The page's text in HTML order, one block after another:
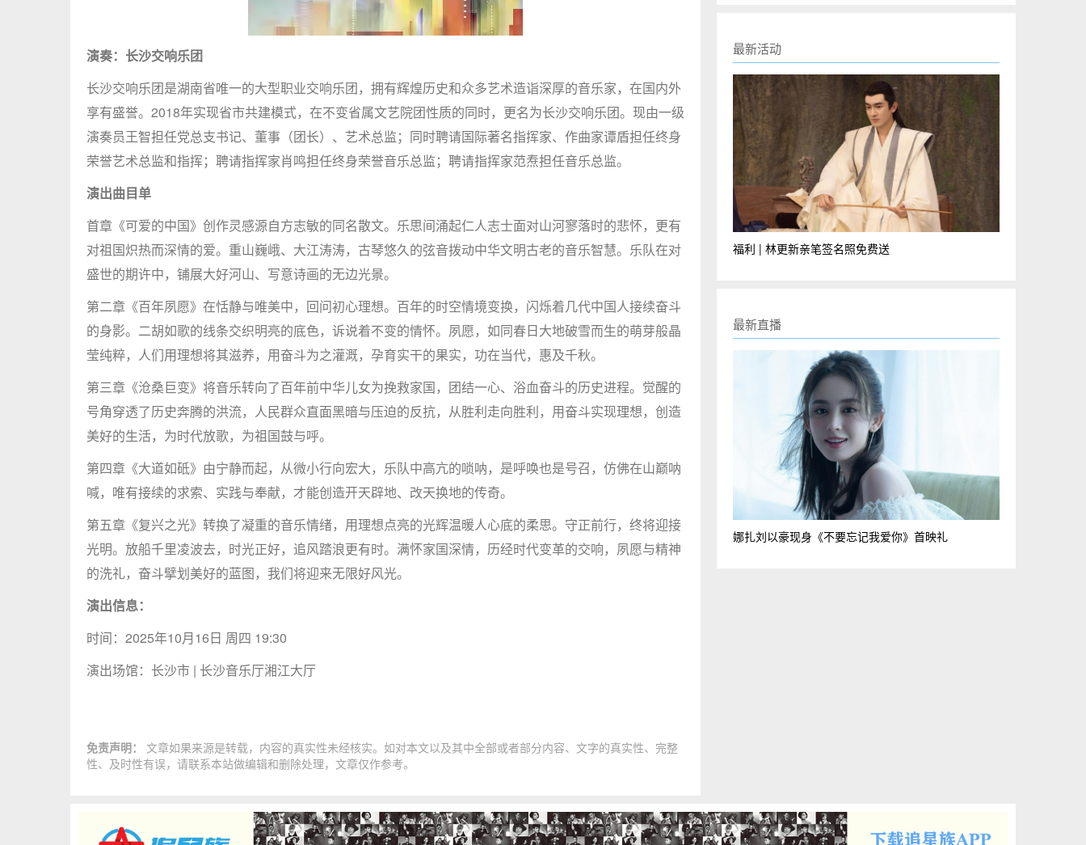
演奏：长沙交响乐团
长沙交响乐团是湖南省唯一的大型职业交响乐团，拥有辉煌历史和众多艺术造诣深厚的音乐家，在国内外
享有盛誉。 2018年实现省市共建模式，在不变省属文艺院团性质的同时，更名为长沙交响乐团。现由一级
演奏员王智担任党总支书记、董事（团长）、艺术总监；同时聘请国际著名指挥家、作曲家谭盾担任终身
荣誉艺术总监和指挥；聘请指挥家肖鸣担任终身荣誉音乐总监；聘请指挥家范焘担任音乐总监。
演出曲目单
首章《可爱的中国》创作灵感源自方志敏的同名散文。乐思间涌起仁人志士面对山河寥落时的悲怀，更有
对祖国炽热而深情的爱。重山巍峨、大江涛涛，古琴悠久的弦音拨动中华文明古老的音乐智慧。乐队在对
盛世的期许中，铺展大好河山、写意诗画的无边光景。
第二章《百年夙愿》在恬静与唯美中，回问初心理想。百年的时空情境变换，闪烁着几代中国人接续奋斗
的身影。二胡如歌的线条交织明亮的底色，诉说着不变的情怀。夙愿，如同春日大地破雪而生的萌芽般晶
莹纯粹，人们用理想将其滋养，用奋斗为之灌溉，孕育实干的果实，功在当代，惠及千秋。
第三章《沧桑巨变》将音乐转向了百年前中华儿女为挽救家国，团结一心、浴血奋斗的历史进程。觉醒的
号角穿透了历史奔腾的洪流，人民群众直面黑暗与压迫的反抗，从胜利走向胜利，用奋斗实现理想，创造
美好的生活，为时代放歌，为祖国鼓与呼。
第四章《大道如砥》由宁静而起，从微小行向宏大，乐队中高亢的唢呐，是呼唤也是号召，仿佛在山巅呐
喊，唯有接续的求索、实践与奉献，才能创造开天辟地、改天换地的传奇。
第五章《复兴之光》转换了凝重的音乐情绪，用理想点亮的光辉温暖人心底的柔思。守正前行，终将迎接
光明。放船千里凌波去，时光正好，追风踏浪更有时。满怀家国深情，历经时代变革的交响，夙愿与精神
的洗礼，奋斗擘划美好的蓝图，我们将迎来无限好风光。
演出信息：
时间： 2025年10月16日 周四 19:30
演出场馆：长沙市 | 长沙音乐厅湘江大厅
免责声明：
文章如果来源是转载，内容的真实性未经核实。如对本文以及其中全部或者部分内容、文字的真实性、完整
性、及时性有误，请联系本站做编辑和删除处理，文章仅作参考。
最新活动
福利 | 林更新亲笔签名照免费送
最新直播
娜扎刘以豪现身《不要忘记我爱你》首映礼